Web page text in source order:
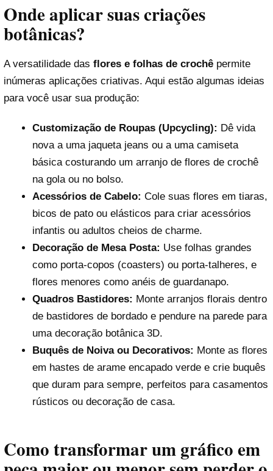
Onde aplicar suas criações
botânicas?
A versatilidade das flores e folhas de crochê permite
inúmeras aplicações criativas. Aqui estão algumas ideias
para você usar sua produção:
Customização de Roupas (Upcycling): Dê vida
nova a uma jaqueta jeans ou a uma camiseta
básica costurando um arranjo de flores de crochê
na gola ou no bolso.
Acessórios de Cabelo: Cole suas flores em tiaras,
bicos de pato ou elásticos para criar acessórios
infantis ou adultos cheios de charme.
Decoração de Mesa Posta: Use folhas grandes
como porta-copos (coasters) ou porta-talheres, e
flores menores como anéis de guardanapo.
Quadros Bastidores: Monte arranjos florais dentro
de bastidores de bordado e pendure na parede para
uma decoração botânica 3D.
Buquês de Noiva ou Decorativos: Monte as flores
em hastes de arame encapado verde e crie buquês
que duram para sempre, perfeitos para casamentos
rústicos ou decoração de casa.
Como transformar um gráfico em